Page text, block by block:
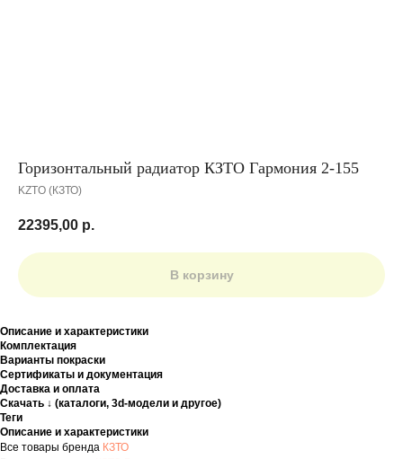
Горизонтальный радиатор КЗТО Гармония 2-155
KZTO (КЗТО)
22395,00 р.
В корзину
Описание и характеристики
Комплектация
Варианты покраски
Сертификаты и документация
Доставка и оплата
Скачать ↓ (каталоги, 3d-модели и другое)
Теги
Описание и характеристики
Все товары бренда КЗТО